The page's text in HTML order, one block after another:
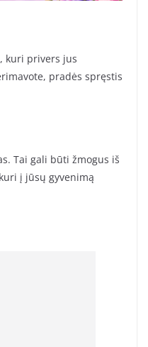
kuri privers jus
pradės spręstis
Tai gali būti žmogus iš
į jūsų gyvenimą